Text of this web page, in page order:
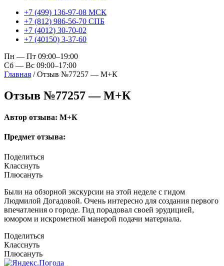
+7 (499) 136-97-08 МСК
+7 (812) 986-56-70 СПБ
+7 (4012) 30-70-02
+7 (40150) 3-37-60
Пн — Пт 09:00–19:00
Сб — Вс 09:00–17:00
Главная /Отзыв №77257 — М+К
Отзыв №77257 — М+К
Автор отзыва: М+К
Предмет отзыва:
Поделиться
Класснуть
Плюсануть
Были на обзорной экскурсии на этой неделе с гидом
Людмилой Догадовой. Очень интересно для создания первого
впечатления о городе. Гид порадовал своей эрудицией,
юмором и искрометной манерой подачи материала.
Поделиться
Класснуть
Плюсануть